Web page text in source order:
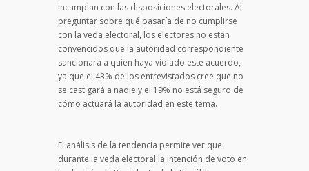
incumplan con las disposiciones electorales. Al
preguntar sobre qué pasaría de no cumplirse
con la veda electoral, los electores no están
convencidos que la autoridad correspondiente
sancionará a quien haya violado este acuerdo,
ya que el 43% de los entrevistados cree que no
se castigará a nadie y el 19% no está seguro de
cómo actuará la autoridad en este tema.
El análisis de la tendencia permite ver que
durante la veda electoral la intención de voto en